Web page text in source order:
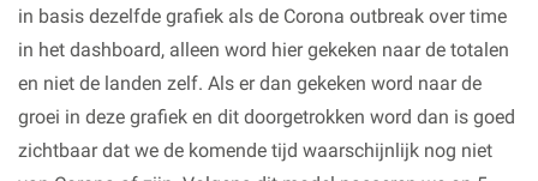
in basis dezelfde grafiek als de Corona outbreak over time
in het dashboard, alleen word hier gekeken naar de totalen
en niet de landen zelf. Als er dan gekeken word naar de
groei in deze grafiek en dit doorgetrokken word dan is goed
zichtbaar dat we de komende tijd waarschijnlijk nog niet